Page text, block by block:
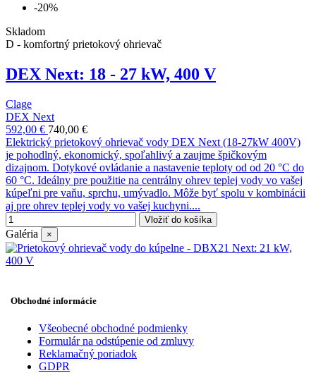
-20%
Skladom
D - komfortný prietokový ohrievač
DEX Next: 18 - 27 kW, 400 V
Clage
DEX Next
592,00 € 740,00 €
Elektrický prietokový ohrievač vody DEX Next (18-27kW 400V)
je pohodlný, ekonomický, spoľahlivý a zaujme špičkovým
dizajnom. Dotykové ovládanie a nastavenie teploty od od 20 °C do
60 °C. Ideálny pre použitie na centrálny ohrev teplej vody vo vašej
kúpeľni pre vaňu, sprchu, umývadlo. Môže byť spolu v kombinácii
aj pre ohrev teplej vody vo vašej kuchyni....
Vložiť do košíka
Galéria ×
Obchodné informácie
Všeobecné obchodné podmienky
Formulár na odstúpenie od zmluvy
Reklamačný poriadok
GDPR